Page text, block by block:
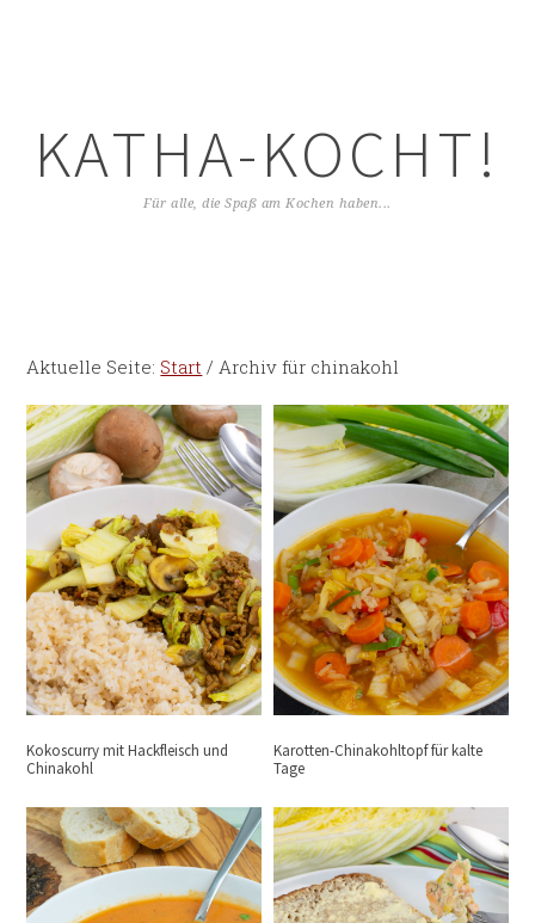
KATHA-KOCHT!
Für alle, die Spaß am Kochen haben...
Aktuelle Seite: Start / Archiv für chinakohl
Kokoscurry mit Hackfleisch und
Chinakohl
Karotten-Chinakohltopf für kalte
Tage